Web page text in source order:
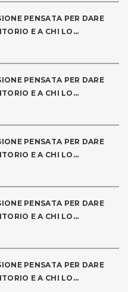
PENSATA PER DARE
E A CHI LO...
PENSATA PER DARE
E A CHI LO...
PENSATA PER DARE
E A CHI LO...
PENSATA PER DARE
E A CHI LO...
PENSATA PER DARE
E A CHI LO...